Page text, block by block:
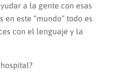
a la gente con esas
en este “mundo” todo es
con el lenguaje y la